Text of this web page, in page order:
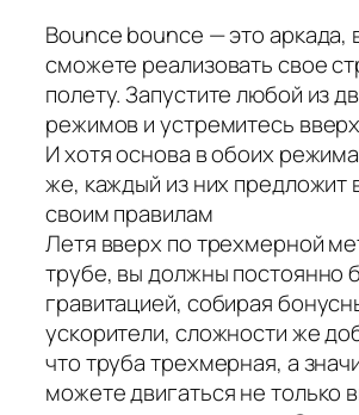
Bounce bounce — это аркада,
сможете реализовать свое
полету. Запустите любой из
режимов и устремитесь
И хотя основа в обоих
же, каждый из них предложит
своим правилам
Летя вверх по трехмерной
трубе, вы должны постоянно
гравитацией, собирая
ускорители, сложности же
что труба трехмерная, а
можете двигаться не только